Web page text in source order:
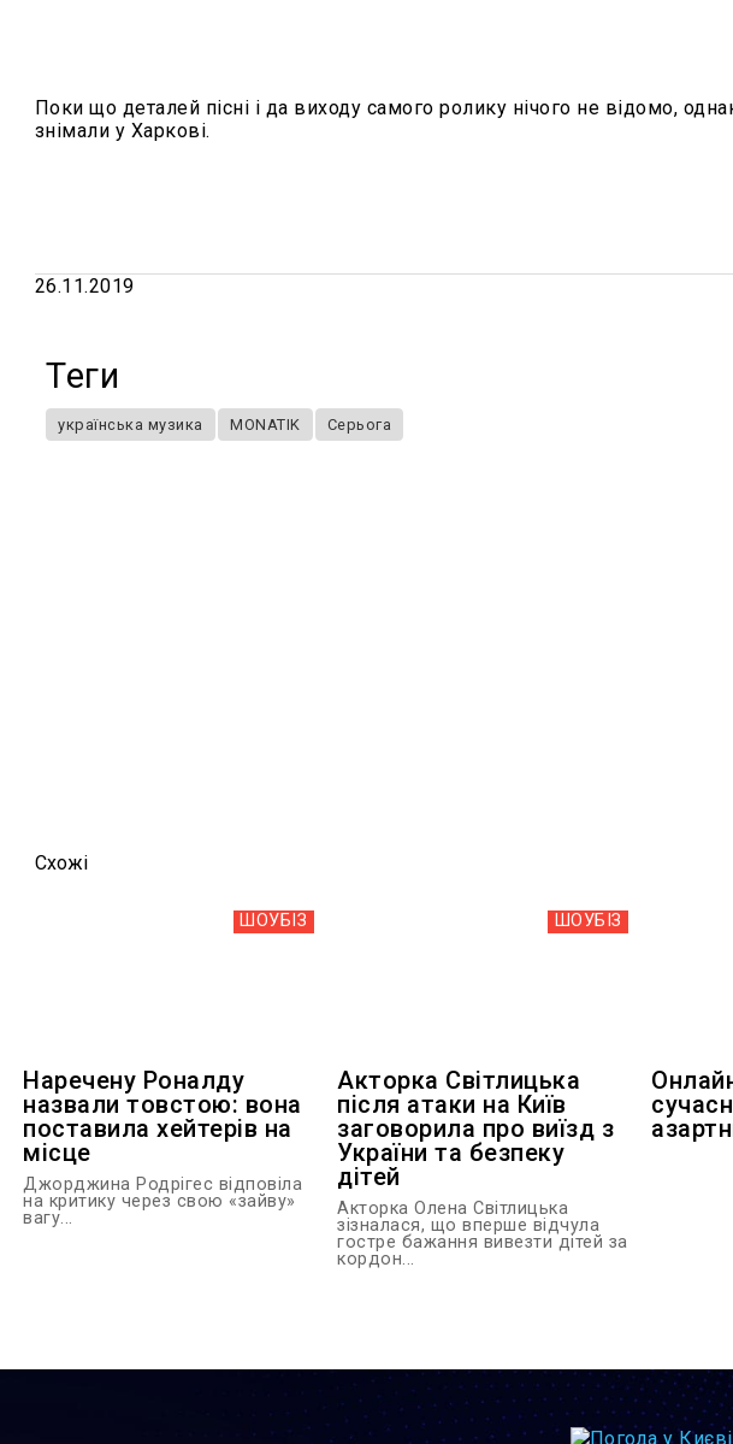
Поки що деталей пісні і да виходу самого ролику нічого не відомо,
знімали у Харкові.
26.11.2019
Теги
українська музика MONATIK Серьога
Схожi
ШОУБIЗ
Наречену Роналду
назвали товстою: вона
поставила хейтерів на
місце
Джорджина Родрігес відповіла
на критику через свою «зайву»
вагу...
ШОУБIЗ
Акторка Світлицька
після атаки на Київ
заговорила про виїзд з
України та безпеку
дітей
Акторка Олена Світлицька
зізналася, що вперше відчула
гостре бажання вивезти дітей за
кордон...